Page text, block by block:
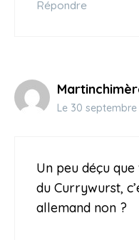
Répondre
Le 30 septembre
Un peu déçu
du Currywurst,
allemand non ?